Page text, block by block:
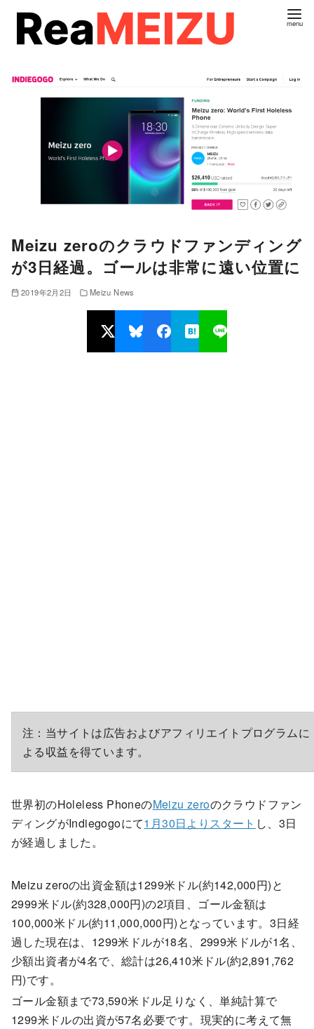
Meizu zeroのクラウドファンディング
が3日経過。ゴールは非常に遠い位置に
2019年2月2日 Meizu News
注：当サイトは広告およびアフィリエイトプログラムに
よる収益を得ています。
世界初のHoleless PhoneのMeizu zeroのクラウドファン
ディングがIndiegogoにて1月30日よりスタート し、3日
が経過しました。
Meizu zeroの出資金額は1299米ドル(約142,000円)と
2999米ドル(約328,000円)の2項目、ゴール金額は
100,000米ドル(約11,000,000円)となっています。3日経
過した現在は、1299米ドルが18名、2999米ドルが1名、
少額出資者が4名で、総計は26,410米ドル(約2,891,762
円)です。
ゴール金額まで73,590米ドル足りなく、単純計算で
1299米ドルの出資が57名必要です。現実的に考えて無